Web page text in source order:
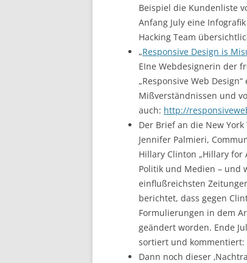
Beispiel die Kundenliste
Anfang July eine
Hacking Team
„Responsive Design is
EIne Webdesignerin der
„Responsive Web
Mißverständnissen und
auch: http://
Der Brief an die New York
Jennifer Palmieri,
Hillary Clinton „Hillary for
Politik und Medien – und
einflußreichsten
berichtet, dass gegen
Formulierungen in dem
geändert worden. Ende
sortiert und kommentiert:
Dann noch dieser